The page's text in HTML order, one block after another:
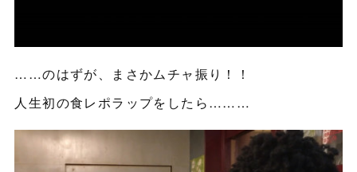
……のはずが、まさかムチャ振り！！
人生初の食レポラップをしたら………